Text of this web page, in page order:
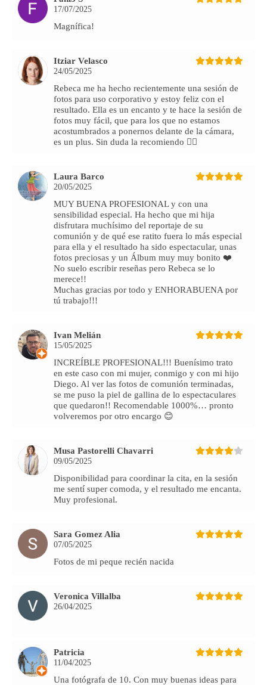
17/07/2025
Magnífica!
Itziar Velasco
24/05/2025
Rebeca me ha hecho recientemente una sesión de
fotos para uso corporativo y estoy feliz con el
resultado. Ella es un encanto y te hace la sesión de
fotos muy fácil, que para los que no estamos
acostumbrados a ponernos delante de la cámara,
es un plus. Sin duda la recomiendo 👌🏻
Laura Barco
20/05/2025
MUY BUENA PROFESIONAL y con una
sensibilidad especial. Ha hecho que mi hija
disfrutara muchísimo del reportaje de su
comunión y de qué ese ratito fuera lo más especial
para ella y el resultado ha sido espectacular, unas
fotos preciosas y un Álbum muy muy bonito ❤️
No suelo escribir reseñas pero Rebeca se lo
merece!!
Muchas gracias por todo y ENHORABUENA por
tú trabajo!!!
Ivan Melián
15/05/2025
INCREÍBLE PROFESIONAL!!! Buenísimo trato
en este caso con mi mujer, conmigo y con mi hijo
Diego. Al ver las fotos de comunión terminadas,
se me puso la piel de gallina de lo espectaculares
que quedaron!! Recomendable 1000%… pronto
volveremos por otro encargo 😊
Musa Pastorelli Chavarri
09/05/2025
Disponibilidad para coordinar la cita, en la sesión
me sentí super comoda, y el resultado me encanta.
Muy profesional.
Sara Gomez Alia
07/05/2025
Fotos de mi peque recién nacida
Veronica Villalba
26/04/2025
Patricia
11/04/2025
Una fotógrafa de 10. Con muy buenas ideas para